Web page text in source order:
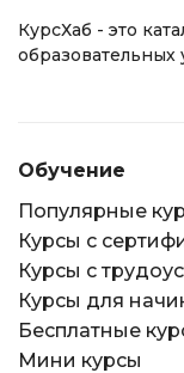
КурсХаб - это
образовательных
Обучение
Популярные
Курсы с
Курсы с
Курсы для
Бесплатные
Мини курсы